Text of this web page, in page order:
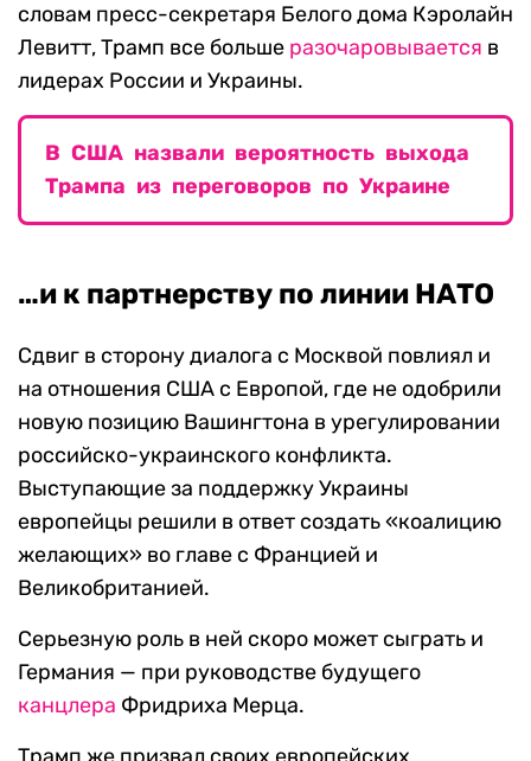
словам пресс-секретаря Белого дома Кэролайн
Левитт, Трамп все больше разочаровывается в
лидерах России и Украины.
В США назвали вероятность выхода
Трампа из переговоров по Украине
…и к партнерству по линии НАТО
Сдвиг в сторону диалога с Москвой повлиял и
на отношения США с Европой, где не одобрили
новую позицию Вашингтона в урегулировании
российско-украинского конфликта.
Выступающие за поддержку Украины
европейцы решили в ответ создать «коалицию
желающих» во главе с Францией и
Великобританией.
Серьезную роль в ней скоро может сыграть и
Германия — при руководстве будущего
канцлера Фридриха Мерца.